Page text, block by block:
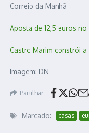
Correio da Manhã
Aposta de 12,5 euros
Castro Marim constrói a
Imagem: DN
Partilhar
Marcado: casas